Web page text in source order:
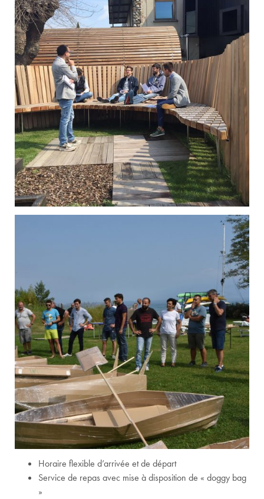
Horaire flexible d’arrivée et de départ
Service de repas avec mise à disposition de « doggy bag
»